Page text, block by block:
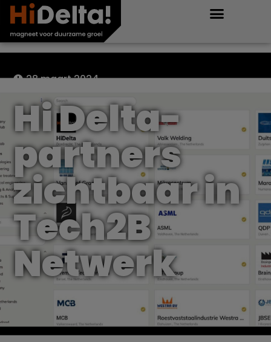
28 maart 2024
Hi Delta-
partners
zichtbaar in
Tech2B
Netwerk